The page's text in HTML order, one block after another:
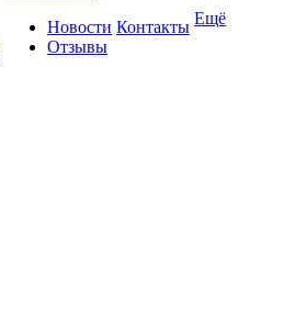
Новости
Отзывы
Контакты Ещё